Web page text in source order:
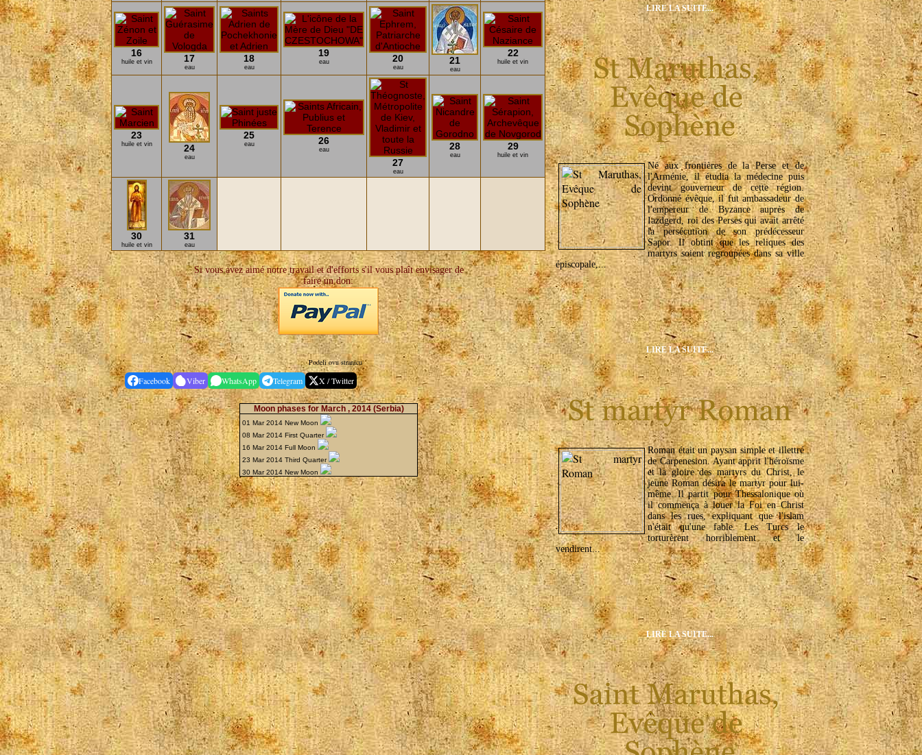
LIRE LA SUITE...
Né aux frontières de la Perse et de
l'Arménie, il étudia la médecine puis
devint gouverneur de cette région.
Ordonné évêque, il fut ambassadeur de
l'empereur de Byzance auprès de
Iazdgerd, roi des Perses qui avait arrêté
la persécution de son prédécesseur
Sapor. Il obtint que les reliques des
martyrs soient regroupées dans sa ville
épiscopale,...
LIRE LA SUITE...
Roman était un paysan simple et illettré
de Carpenesion. Ayant apprit l'héroïsme
et la gloire des martyrs du Christ, le
jeune Roman désira le martyr pour lui-
même. Il partit pour Thessalonique où
il commença à louer la Foi en Christ
dans les rues, expliquant que l'islam
n'était qu'une fable. Les Turcs le
torturèrent horriblement et le
vendirent...
LIRE LA SUITE...
16
huile et vin 17
eau
18
eau
19
eau 20
eau
21
eau
22
huile et vin
23
huile et vin 24
eau
25
eau 26
eau
27
eau
28
eau
29
huile et vin
30
huile et vin
31
eau
Si vous avez aimé notre travail et d'efforts s'il vous plaît envisager de
faire un don:
Podeli ovu stranicu
Facebook Viber WhatsApp Telegram X / Twitter
Moon phases for March , 2014 (Serbia)
01 Mar 2014 New Moon
08 Mar 2014 First Quarter
16 Mar 2014 Full Moon
23 Mar 2014 Third Quarter
30 Mar 2014 New Moon